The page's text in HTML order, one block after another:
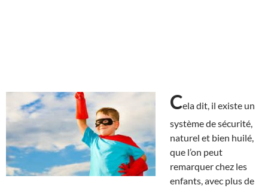
Cela dit, il existe un
système de sécurité,
naturel et bien huilé,
que l’on peut
remarquer chez les
enfants, avec plus de